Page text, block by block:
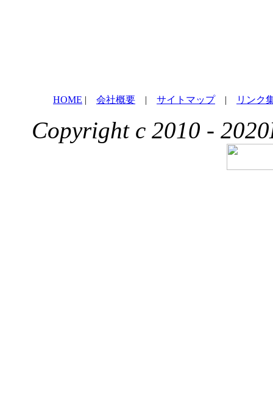
HOME | 会社概要 | サイトマップ| リンク
Copyright c 2010 -